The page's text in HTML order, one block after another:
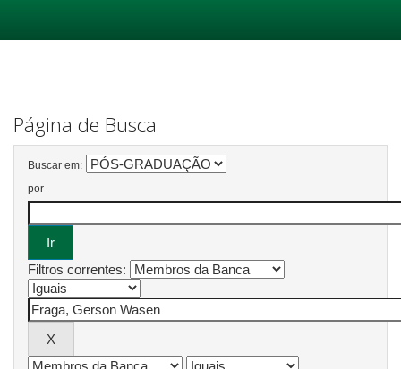
Página de Busca
Buscar em:
por
Filtros correntes: